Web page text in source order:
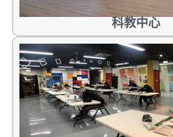
科教中心